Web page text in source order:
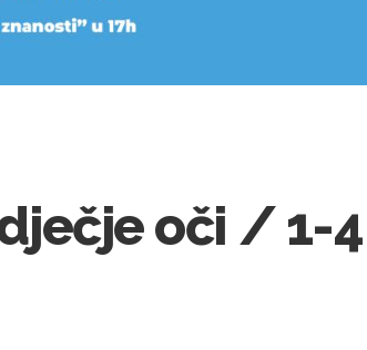
oči / 1-